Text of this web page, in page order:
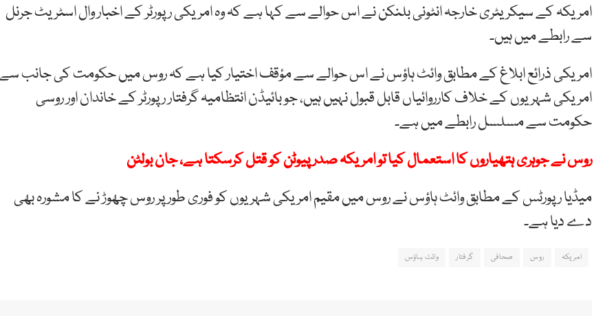
امریکہ کے سیکریٹری خارجہ انٹونی بلنکن نے اس حوالے سے کہا ہے کہ وہ امریکی رپورٹر کے اخبار وال اسٹریٹ جرنل
سے رابطے میں ہیں۔
امریکی ذرائع ابلاغ کے مطابق وائٹ ہاؤس نے اس حوالے سے مؤقف اختیار کیا ہے کہ روس میں حکومت کی جانب
امریکی شہریوں کے خلاف کارروائیاں قابل قبول نہیں ہیں، جو بائیڈن انتظامیہ گرفتار رپورٹر کے خاندان اور روسی
حکومت سے مسلسل رابطے میں ہے۔
روس نے جوہری ہتھیاروں کا استعمال کیا تو امریکہ صدر پیوٹن کو قتل کرسکتا ہے، جان بولٹن
میڈیا رپورٹس کے مطابق وائٹ ہاؤس نے روس میں مقیم امریکی شہریوں کو فوری طور پر روس چھوڑ نے کا مشورہ بھی
دے دیا ہے۔
امریکہ روس صحافی گرفتار وائٹ ہاؤس